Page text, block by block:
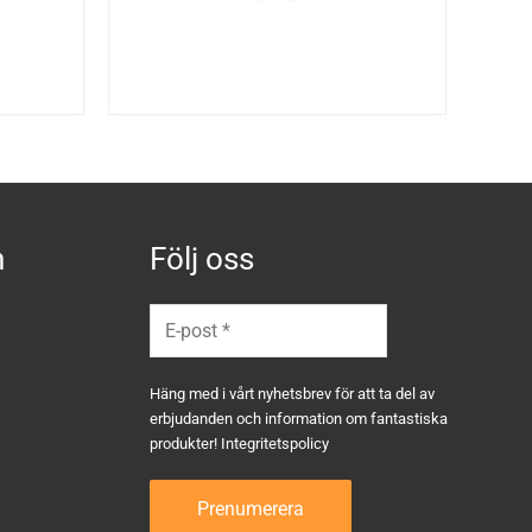
Följ oss
Häng med i vårt nyhetsbrev för att ta del av
erbjudanden och information om fantastiska
produkter! Integritetspolicy